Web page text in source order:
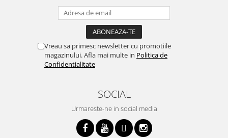
Vreau sa primesc newsletter cu promotiile
magazinului. Afla mai multe in Politica de
Confidentialitate
SOCIAL
Urmareste-ne in social media